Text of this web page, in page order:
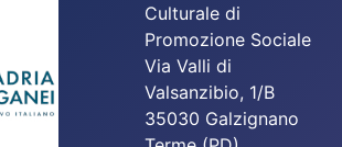
Culturale di
Promozione Sociale
Via Valli di
Valsanzibio, 1/B
35030 Galzignano